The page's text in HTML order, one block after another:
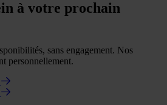
à votre prochain
sans engagement. Nos
personnellement.